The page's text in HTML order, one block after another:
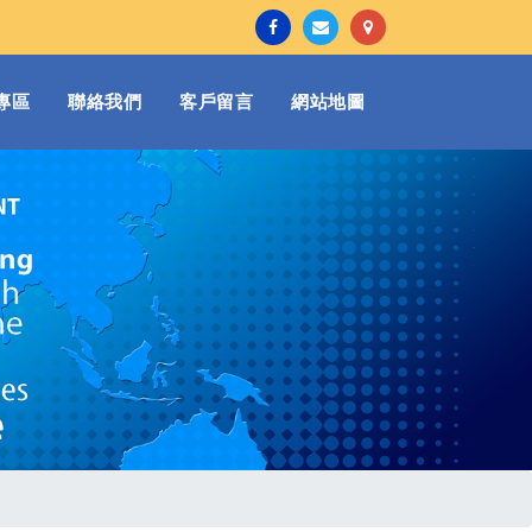
區 聯絡我們 客戶留言 網站地圖